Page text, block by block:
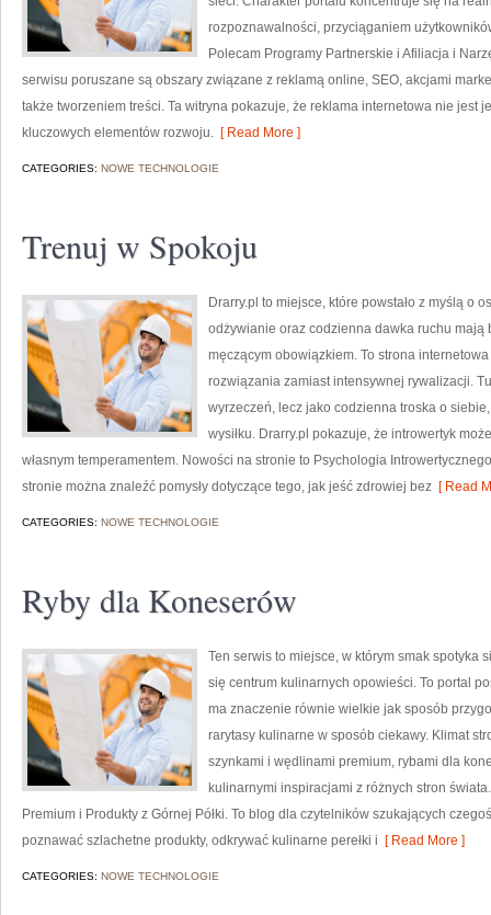
rozpoznawalności, przyciąganiem
Polecam Programy Partnerskie i Afiliacja i
serwisu poruszane są obszary związane z reklamą online, SEO, akcjami
także tworzeniem treści. Ta witryna pokazuje, że reklama internetowa nie jest
kluczowych elementów rozwoju. [ Read More ]
CATEGORIES: NOWE TECHNOLOGIE
Trenuj w Spokoju
Drarry.pl to miejsce, które powstało z myślą o
odżywianie oraz codzienna dawka ruchu
męczącym obowiązkiem. To strona
rozwiązania zamiast intensywnej rywalizacji.
wyrzeczeń, lecz jako codzienna troska o
wysiłku. Drarry.pl pokazuje, że introwertyk
własnym temperamentem. Nowości na stronie to Psychologia
stronie można znaleźć pomysły dotyczące tego, jak jeść zdrowiej bez [ Read
CATEGORIES: NOWE TECHNOLOGIE
Ryby dla Koneserów
Ten serwis to miejsce, w którym smak spotyka
się centrum kulinarnych opowieści. To portal
ma znaczenie równie wielkie jak sposób
rarytasy kulinarne w sposób ciekawy. Klimat
szynkami i wędlinami premium, rybami dla
kulinarnymi inspiracjami z różnych stron
Premium i Produkty z Górnej Półki. To blog dla czytelników szukających
poznawać szlachetne produkty, odkrywać kulinarne perełki i [ Read More ]
CATEGORIES: NOWE TECHNOLOGIE